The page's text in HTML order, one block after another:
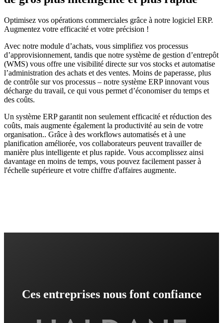
Optimisez vos opérations commerciales grâce à notre logiciel ERP.
Augmentez votre efficacité et votre précision !
Avec notre module d’achats, vous simplifiez vos processus
d’approvisionnement, tandis que notre système de gestion d’entrepôt
(WMS) vous offre une visibilité directe sur vos stocks et automatise
l’administration des achats et des ventes. Moins de paperasse, plus
de contrôle sur vos processus – notre système ERP innovant vous
décharge du travail, ce qui vous permet d’économiser du temps et
des coûts.
Un système ERP garantit non seulement efficacité et réduction des
coûts, mais augmente également la productivité au sein de votre
organisation.. Grâce à des workflows automatisés et à une
planification améliorée, vos collaborateurs peuvent travailler de
manière plus intelligente et plus rapide. Vous accomplissez ainsi
davantage en moins de temps, vous pouvez facilement passer à
l'échelle supérieure et votre chiffre d'affaires augmente.
Ces entreprises nous font confiance